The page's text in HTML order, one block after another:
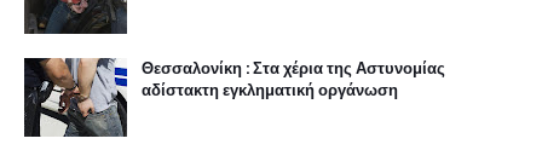
Θεσσαλονίκη : Στα χέρια της Αστυνομίας
αδίστακτη εγκληματική οργάνωση